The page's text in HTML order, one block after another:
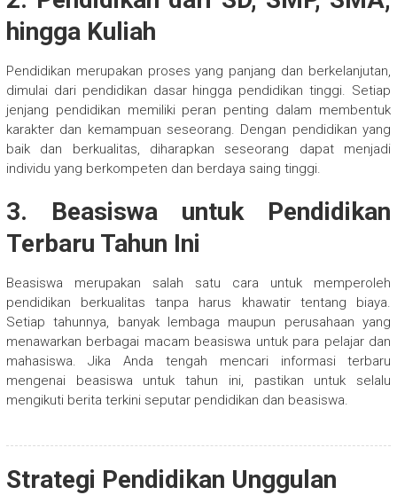
hingga Kuliah
Pendidikan merupakan proses yang panjang dan berkelanjutan,
dimulai dari pendidikan dasar hingga pendidikan tinggi. Setiap
jenjang pendidikan memiliki peran penting dalam membentuk
karakter dan kemampuan seseorang. Dengan pendidikan yang
baik dan berkualitas, diharapkan seseorang dapat menjadi
individu yang berkompeten dan berdaya saing tinggi.
3. Beasiswa untuk Pendidikan
Terbaru Tahun Ini
Beasiswa merupakan salah satu cara untuk memperoleh
pendidikan berkualitas tanpa harus khawatir tentang biaya.
Setiap tahunnya, banyak lembaga maupun perusahaan yang
menawarkan berbagai macam beasiswa untuk para pelajar dan
mahasiswa. Jika Anda tengah mencari informasi terbaru
mengenai beasiswa untuk tahun ini, pastikan untuk selalu
mengikuti berita terkini seputar pendidikan dan beasiswa.
Strategi Pendidikan Unggulan